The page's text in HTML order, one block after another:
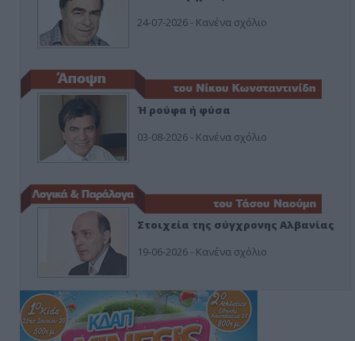
24-07-2026 - Κανένα σχόλιο
Ή ρούφα ή φύσα
03-08-2026 - Κανένα σχόλιο
Στοιχεία της σύγχρονης Αλβανίας
19-06-2026 - Κανένα σχόλιο